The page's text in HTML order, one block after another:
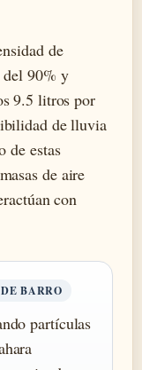
de
90% y
9.5 litros por
de lluvia
de estas
de aire
con
BARRO
partículas